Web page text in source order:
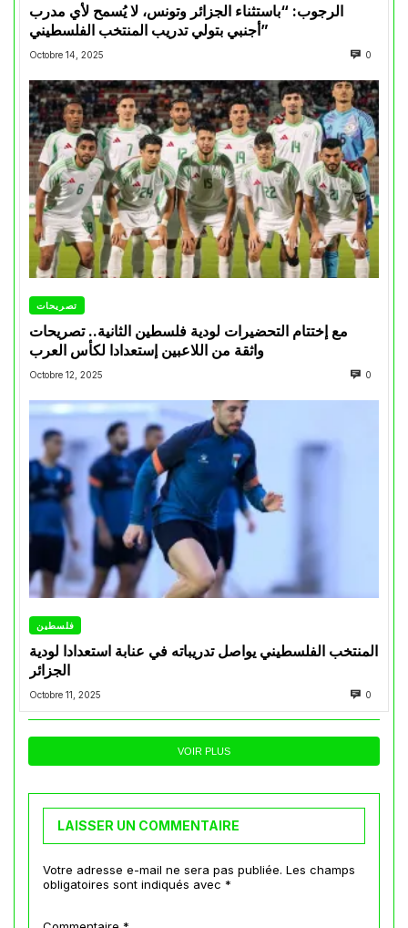
الرجوب: “باستثناء الجزائر وتونس، لا يُسمح لأي مدرب
أجنبي بتولي تدريب المنتخب الفلسطيني”
Octobre 14, 2025 0
تصريحات
مع إختتام التحضيرات لودية فلسطين الثانية.. تصريحات
واثقة من اللاعبين إستعدادا لكأس العرب
Octobre 12, 2025 0
فلسطين
المنتخب الفلسطيني يواصل تدريباته في عنابة استعدادا لودية
الجزائر
Octobre 11, 2025 0
VOIR PLUS
LAISSER UN COMMENTAIRE
Votre adresse e-mail ne sera pas publiée. Les champs
obligatoires sont indiqués avec *